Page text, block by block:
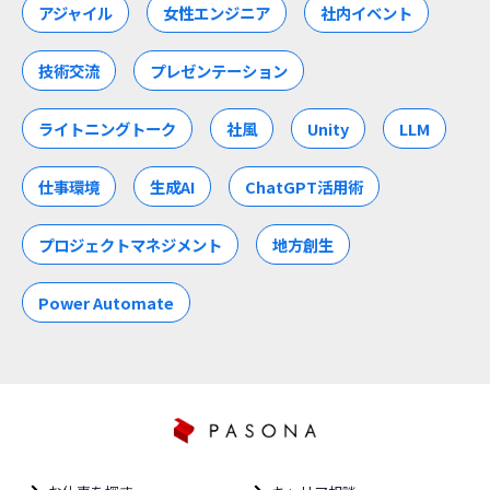
アジャイル 女性エンジニア 社内イベント
技術交流 プレゼンテーション
ライトニングトーク 社風 Unity LLM
仕事環境 生成AI ChatGPT活用術
プロジェクトマネジメント 地方創生
Power Automate